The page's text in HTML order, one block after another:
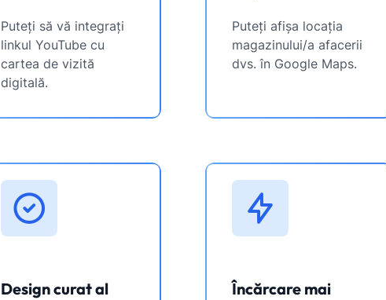
Puteți să vă integrați
linkul YouTube cu
cartea de vizită
digitală.
Puteți afișa locația
magazinului/a afacerii
dvs. în Google Maps.
Design curat al
Încărcare mai